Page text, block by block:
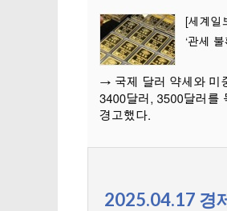
2025.04.17 경